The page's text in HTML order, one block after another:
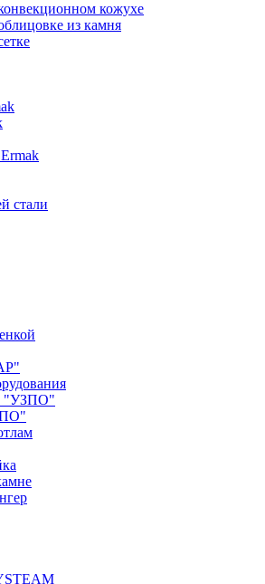
кожухе
из камня
стали
"УЗПО"